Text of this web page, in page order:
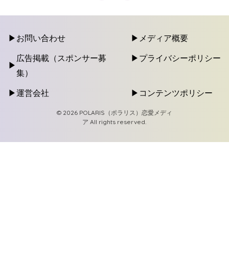
お問い合わせ メディア概要
広告掲載（スポンサー募
集）
プライバシーポリシー
運営会社 コンテンツポリシー
© 2026 POLARIS（ポラリス）恋愛メディ
ア All rights reserved.